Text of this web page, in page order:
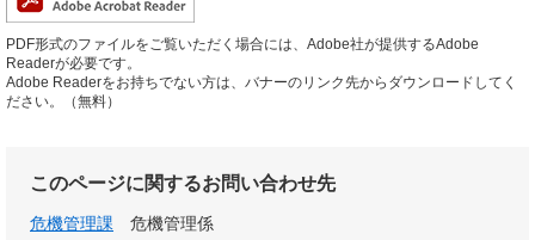
PDF形式のファイルをご覧いただく場合には、Adobe社が提供するAdobe
Readerが必要です。
Adobe Readerをお持ちでない方は、バナーのリンク先からダウンロードしてく
ださい。（無料）
このページに関するお問い合わせ先
危機管理課
危機管理係